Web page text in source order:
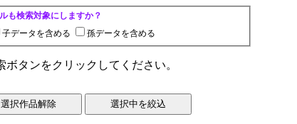
も検索対象にしますか？
子データを含める 孫データを含める
タンをクリックしてください。